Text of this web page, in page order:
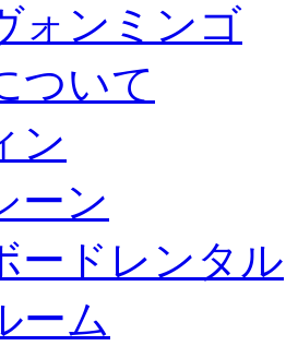
ォンミンゴ
ついて
ン
ーン
ードレンタル
ーム